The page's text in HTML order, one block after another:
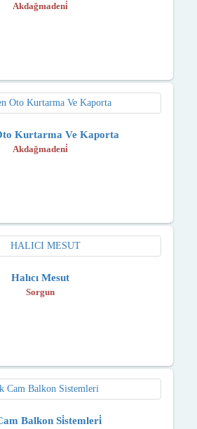
Akdağmadeni̇
Kurtarma Ve Kaporta
Akdağmadeni̇
Halıcı Mesut
Sorgun
Balkon Si̇stemleri̇